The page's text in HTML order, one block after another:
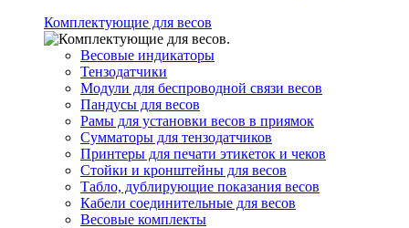
Комплектующие для весов
Весовые индикаторы
Тензодатчики
Модули для беспроводной связи весов
Пандусы для весов
Рамы для установки весов в приямок
Сумматоры для тензодатчиков
Принтеры для печати этикеток и чеков
Стойки и кронштейны для весов
Табло, дублирующие показания весов
Кабели соединительные для весов
Весовые комплекты